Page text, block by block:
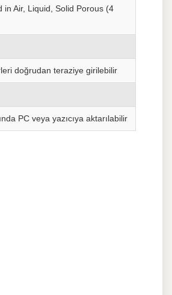
in Air, Liquid, Solid Porous (4
doğrudan teraziye girilebilir
PC veya yazıcıya aktarılabilir